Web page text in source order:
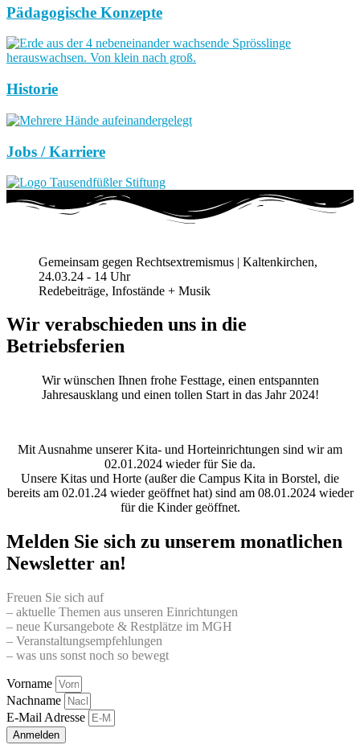
Pädagogische Konzepte
Historie
Jobs / Karriere
Gemeinsam gegen Rechtsextremismus | Kaltenkirchen,
24.03.24 - 14 Uhr
Redebeiträge, Infostände + Musik
Wir verabschieden uns in die
Betriebsferien
Wir wünschen Ihnen frohe Festtage, einen entspannten
Jahresausklang und einen tollen Start in das Jahr 2024!
Mit Ausnahme unserer Kita- und Horteinrichtungen sind wir am
02.01.2024 wieder für Sie da.
Unsere Kitas und Horte (außer die Campus Kita in Borstel, die
bereits am 02.01.24 wieder geöffnet hat) sind am 08.01.2024 wieder
für die Kinder geöffnet.
Melden Sie sich zu unserem monatlichen
Newsletter an!
Freuen Sie sich auf
– aktuelle Themen aus unseren Einrichtungen
– neue Kursangebote & Restplätze im MGH
– Veranstaltungsempfehlungen
– was uns sonst noch so bewegt
Vorname
Nachname
E-Mail Adresse
Anmelden